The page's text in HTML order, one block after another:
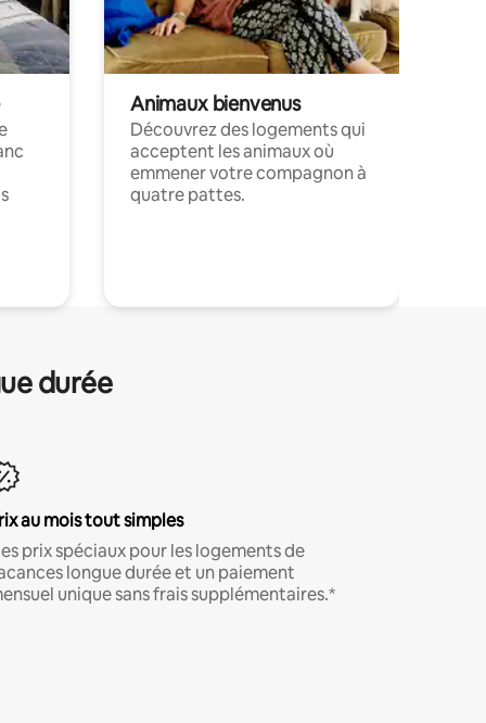
Animaux bienvenus
Découvrez des logements qui
acceptent les animaux où
emmener votre compagnon à
quatre pattes.
durée
au mois tout simples
prix spéciaux pour les logements de
longue durée et un paiement
unique sans frais supplémentaires.*